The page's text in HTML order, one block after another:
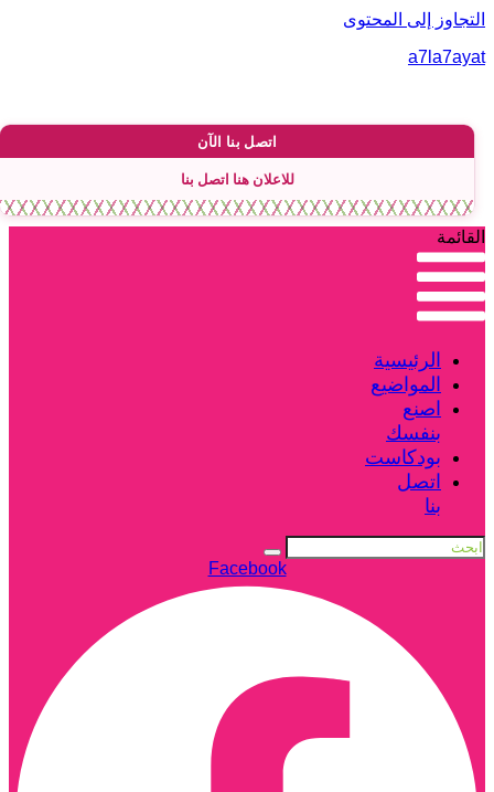
إلى المحتوى
اتصل بنا الآن
للاعلان هنا اتصل بنا
الرئيسية
المواضيع
اصنع
بنفسك
بودكاست
اتصل
بنا
Facebook